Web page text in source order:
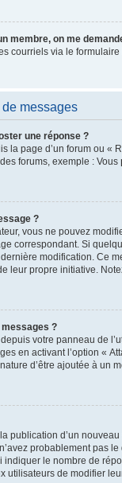
membre, on me
courriels via le
messages
une réponse ?
la page d’un forum ou «
forums, exemple : Vous
?
vous ne pouvez
correspondant. Si
modification. Ce
leur propre initiative.
?
votre panneau de
en activant l’option «
d’être ajoutée à un
publication d’un
probablement pas
le nombre de
utilisateurs de modifier